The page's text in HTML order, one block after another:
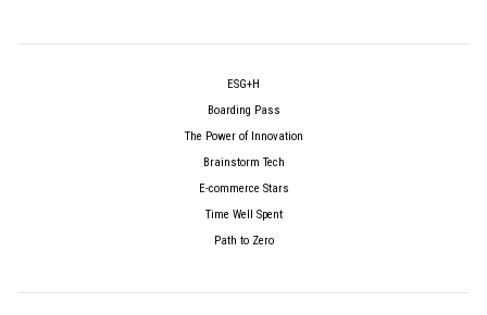
ESG+H
Boarding Pass
The Power of Innovation
Brainstorm Tech
E-commerce Stars
Time Well Spent
Path to Zero